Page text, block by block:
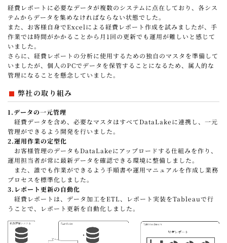
経費レポートに必要なデータが複数のシステムに点在しており、各シス
テムからデータを集めなければならない状態でした。
また、お客様自身でExcelによる経費レポート作成を試みましたが、手
作業では時間がかかることから月1回の更新でも運用が難しいと感じて
いました。
さらに、経費レポートの分析に使用するための独自のマスタを準備して
いましたが、個人のPCでデータを保管することになるため、属人的な
管理になることを懸念していました。
弊社の取り組み
1.データの一元管理
経費データを含め、必要なマスタはすべてDataLakeに連携し、一元
管理ができるよう開発を行いました。
2.運用作業の定型化
お客様管理のデータもDataLakeにアップロードする仕組みを作り、
運用担当者が常に最新データを確認できる環境に整備しました。
また、誰でも作業ができるよう手順書や運用マニュアルを作成し業務
プロセスを標準化しました。
3.レポート更新の自動化
経費レポートは、データ加工をETL、レポート実装をTableauで行
うことで、レポート更新を自動化しました。